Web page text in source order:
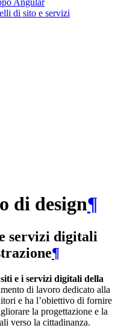
Angular
di sito e servizi
di design¶
servizi digitali
¶
e i servizi digitali della
di lavoro dedicato alla
e ha l’obiettivo di fornire
la progettazione e la
verso la cittadinanza.